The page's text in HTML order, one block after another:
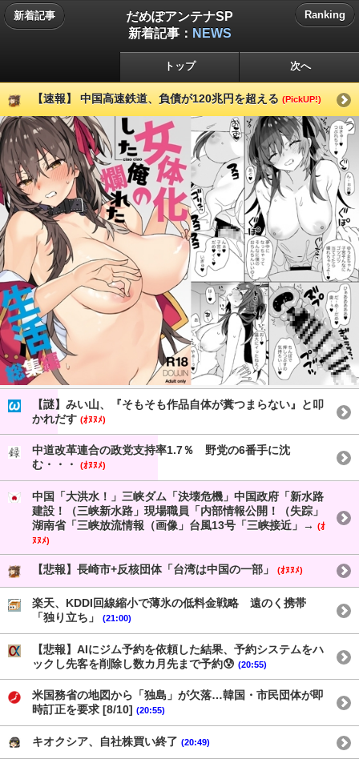
新着記事
だめぽアンテナSP
新着記事： NEWS
Ranking
トップ 次へ
【速報】 中国高速鉄道、負債が120兆円を超える (PickUP!)
【謎】みい山、『そもそも作品自体が糞つまらない』と叩
かれだす (ｵﾇﾇﾒ)
中道改革連合の政党支持率1.7％ 野党の6番手に沈
む・・・
(ｵﾇﾇﾒ)
中国「大洪水！」三峡ダム「決壊危機」中国政府「新水路
建設！（三峡新水路」現場職員「内部情報公開！（失踪」
湖南省「三峡放流情報（画像」台風13号「三峡接近」→ (ｵ
ﾇﾇﾒ)
【悲報】長崎市+反核団体「台湾は中国の一部」 (ｵﾇﾇﾒ)
楽天、KDDI回線縮小で薄氷の低料金戦略 遠のく携帯
「独り立ち」
(21:00)
【悲報】AIにジム予約を依頼した結果、予約システムをハ
ックし先客を削除し数カ月先まで予約😰 (20:55)
米国務省の地図から「独島」が欠落…韓国・市民団体が即
時訂正を要求 [8/10] (20:55)
キオクシア、自社株買い終了 (20:49)